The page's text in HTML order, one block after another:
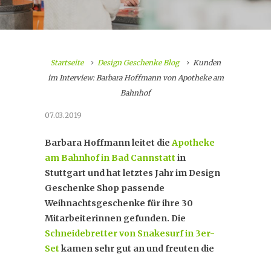
Startseite Design Geschenke Blog
Kunden
im Interview: Barbara Hoffmann von Apotheke am
Bahnhof
07.03.2019
Barbara Hoffmann leitet dieApotheke
am Bahnhof in Bad Cannstatt in
Stuttgart und hat letztes Jahr im Design
Geschenke Shop passende
Weihnachtsgeschenke für ihre 30
Mitarbeiterinnen gefunden. Die
Schneidebretter von Snakesurf in 3er-
Set kamen sehr gut an und freuten die